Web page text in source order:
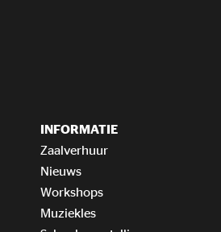
INFORMATIE
Zaalverhuur
Nieuws
Workshops
Muziekles